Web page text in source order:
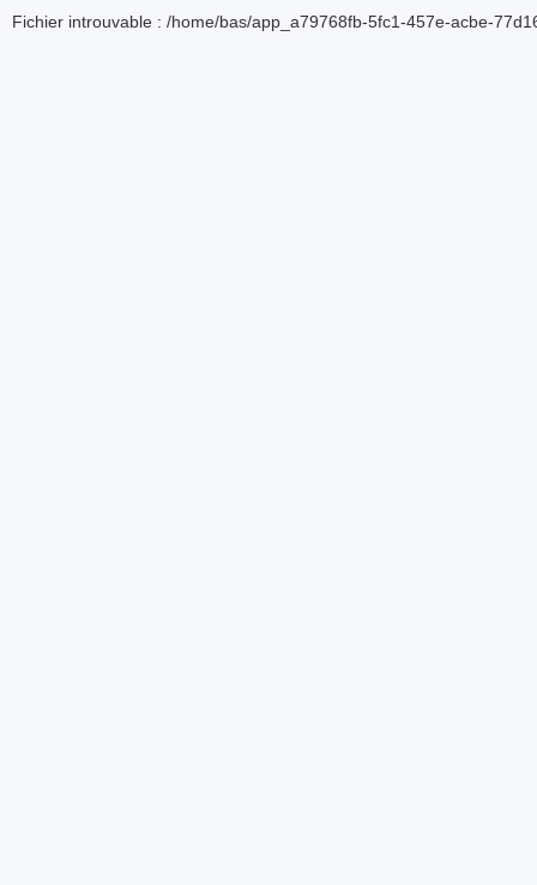
Fichier introuvable : /home/bas/app_a79768fb-5fc1-457e-acbe-